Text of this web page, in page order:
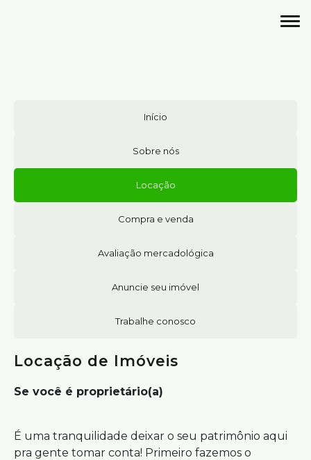
Início
Sobre nós
Locação
Compra e venda
Avaliação mercadológica
Anuncie seu imóvel
Trabalhe conosco
Locação de Imóveis
Se você é proprietário(a)
É uma tranquilidade deixar o seu patrimônio aqui
pra gente tomar conta! Primeiro fazemos o